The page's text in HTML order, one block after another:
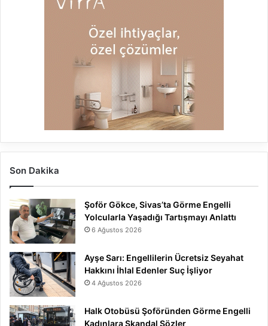
Son Dakika
Şoför Gökce, Sivas’ta Görme Engelli
Yolcularla Yaşadığı Tartışmayı Anlattı
6 Ağustos 2026
Ayşe Sarı: Engellilerin Ücretsiz Seyahat
Hakkını İhlal Edenler Suç İşliyor
4 Ağustos 2026
Halk Otobüsü Şoföründen Görme Engelli
Kadınlara Skandal Sözler